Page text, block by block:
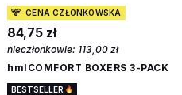
CENA CZŁONKOWSKA
84,75 zł
nieczłonkowie: 113,00 zł
hmlCOMFORT BOXERS 3-PACK
BESTSELLER